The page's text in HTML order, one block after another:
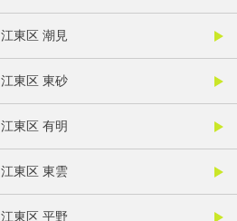
江東区 潮見
江東区 東砂
江東区 有明
江東区 東雲
江東区 平野